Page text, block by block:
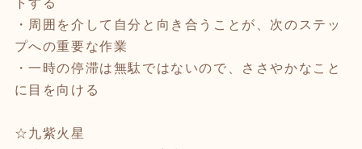
トする
・周囲を介して自分と向き合うことが、次のステッ
プへの重要な作業
・一時の停滞は無駄ではないので、ささやかなこと
に目を向ける
☆九紫火星